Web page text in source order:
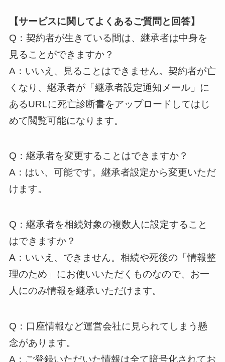
【サービスに関してよくあるご質問と回答】
Q：契約者が生きている間は、継承者は中身を
見ることができますか？
A：いいえ、見ることはできません。契約者が亡
くなり、継承者が「継承者設定通知メール」に
あるURLに死亡診断書をアップロードしてはじ
めて閲覧可能になります。
Q：継承者を変更することはできますか？
A：はい、可能です。継承者設定から変更いただ
けます。
Q：継承者を相続対象の複数人に設定すること
はできますか？
A：いいえ、できません。相続や死後の「情報整
理のため」にお使いいただくものなので、お一
人にのみ情報を継承いただけます。
Q：口座情報など運営会社に見られてしまう懸
念があります。
A：ご登録いただいた情報は全て暗号化されてお